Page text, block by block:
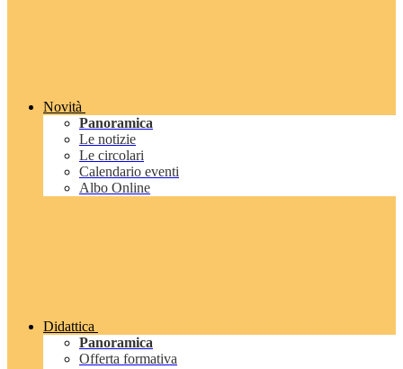
Novità
Panoramica
Le notizie
Le circolari
Calendario eventi
Albo Online
Didattica
Panoramica
Offerta formativa